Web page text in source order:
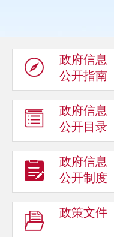
政府信息
公开指南
政府信息
公开目录
政府信息
公开制度
政策文件